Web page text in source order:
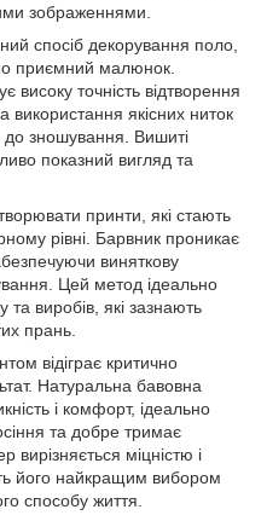
зображеннями.
спосіб декорування поло,
приємний малюнок.
точність відтворення
використання якісних ниток
до зношування. Вишиті
показний вигляд та
принти, які стають
рівні. Барвник проникає
виняткову
Цей метод ідеально
та виробів, які зазнають
прань.
відіграє критично
Натуральна бавовна
і комфорт, ідеально
та добре тримає
вирізняється міцністю і
його найкращим вибором
способу життя.